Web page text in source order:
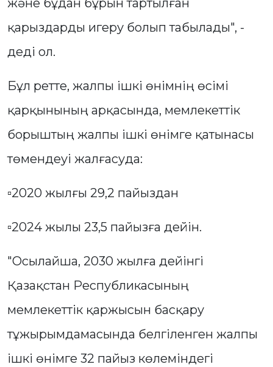
және бұдан бұрын тартылған
қарыздарды игеру болып табылады", -
деді ол.
Бұл ретте, жалпы ішкі өнімнің өсімі
қарқынының арқасында, мемлекеттік
борыштың жалпы ішкі өнімге қатынасы
төмендеуі жалғасуда:
▫️2020 жылғы 29,2 пайыздан
▫️2024 жылы 23,5 пайызға дейін.
"Осылайша, 2030 жылға дейінгі
Қазақстан Республикасының
мемлекеттік қаржысын басқару
тұжырымдамасында белгіленген жалпы
ішкі өнімге 32 пайыз көлеміндегі